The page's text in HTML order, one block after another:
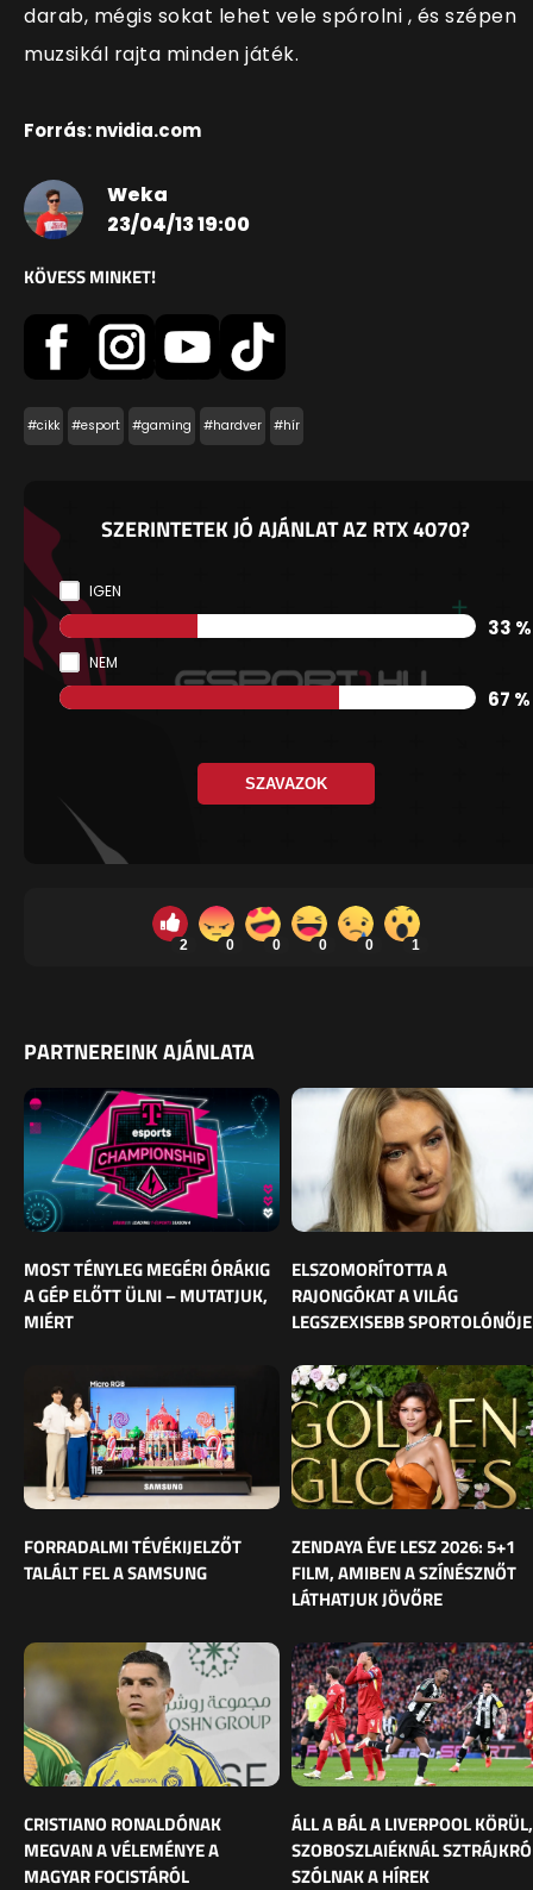
darab, mégis sokat lehet vele spórolni , és szépen
muzsikál rajta minden játék.
Forrás: nvidia.com
Weka
23/04/13 19:00
KÖVESS MINKET!
#cikk #esport #gaming #hardver #hír
SZERINTETEK JÓ AJÁNLAT AZ RTX 4070?
IGEN
33 %
NEM
67 %
SZAVAZOK
2 0 0 0 0 1
PARTNEREINK AJÁNLATA
MOST TÉNYLEG MEGÉRI ÓRÁKIG
A GÉP ELŐTT ÜLNI – MUTATJUK,
MIÉRT
ELSZOMORÍTOTTA A
RAJONGÓKAT A VILÁG
LEGSZEXISEBB SPORTOLÓNŐJE
FORRADALMI TÉVÉKIJELZŐT
TALÁLT FEL A SAMSUNG
ZENDAYA ÉVE LESZ 2026: 5+1
FILM, AMIBEN A SZÍNÉSZNŐT
LÁTHATJUK JÖVŐRE
CRISTIANO RONALDÓNAK
MEGVAN A VÉLEMÉNYE A
MAGYAR FOCISTÁRÓL
ÁLL A BÁL A LIVERPOOL KÖRÜL,
SZOBOSZLAIÉKNÁL
SZÓLNAK A HÍREK